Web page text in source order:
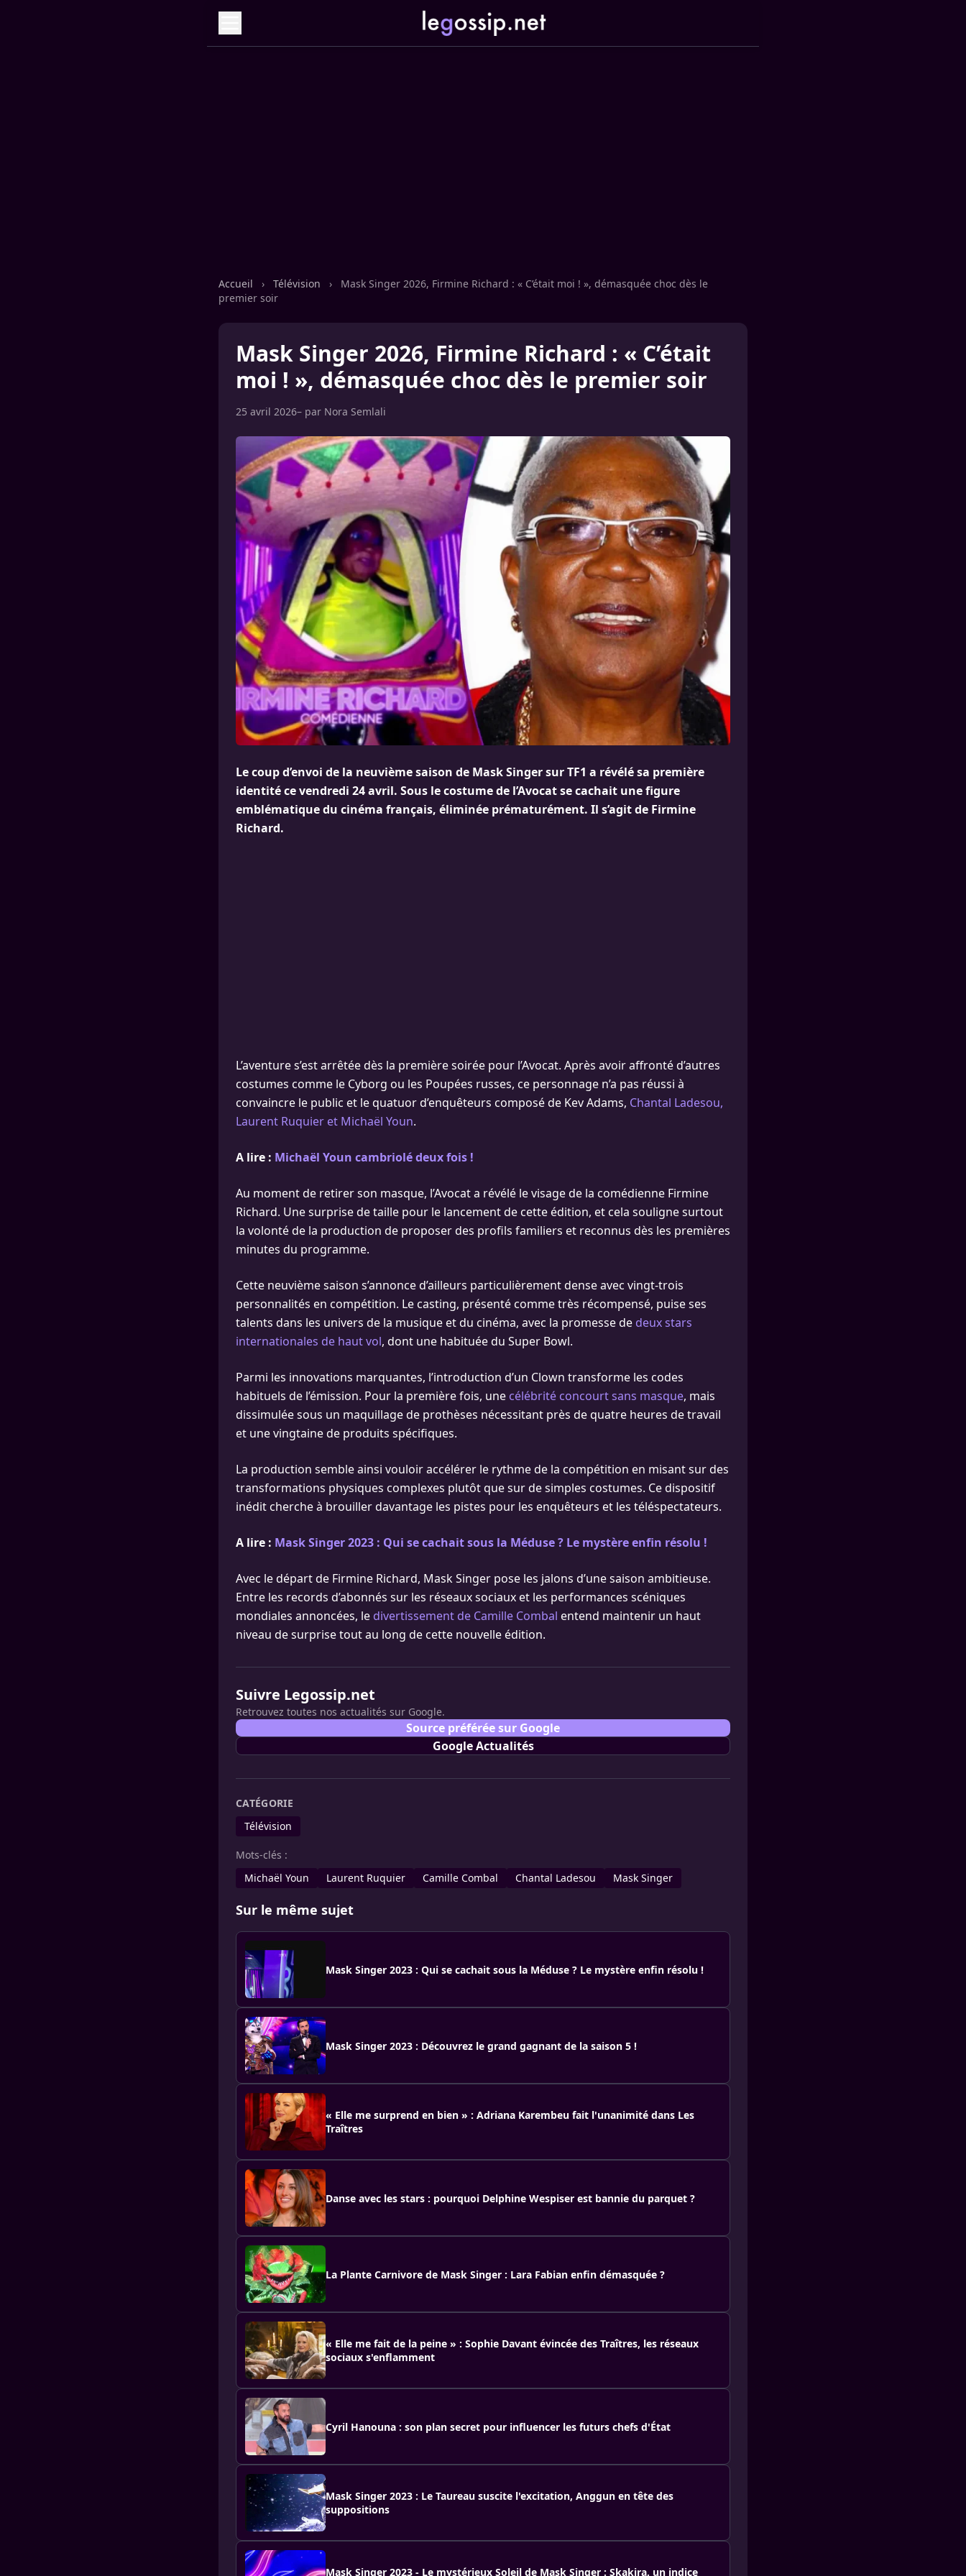
Accueil › Télévision ›
Mask Singer 2026, Firmine Richard : « C’était moi ! », démasquée choc dès le
premier soir
Mask Singer 2026, Firmine Richard : « C’était
moi ! », démasquée choc dès le premier soir
25 avril 2026– par Nora Semlali
Le coup d’envoi de la neuvième saison de Mask Singer sur TF1 a révélé sa première
identité ce vendredi 24 avril. Sous le costume de l’Avocat se cachait une figure
emblématique du cinéma français, éliminée prématurément. Il s’agit de Firmine
Richard.
L’aventure s’est arrêtée dès la première soirée pour l’Avocat. Après avoir affronté d’autres
costumes comme le Cyborg ou les Poupées russes, ce personnage n’a pas réussi à
convaincre le public et le quatuor d’enquêteurs composé de Kev Adams, Chantal Ladesou,
Laurent Ruquier et Michaël Youn.
A lire : Michaël Youn cambriolé deux fois !
Au moment de retirer son masque, l’Avocat a révélé le visage de la comédienne Firmine
Richard. Une surprise de taille pour le lancement de cette édition, et cela souligne surtout
la volonté de la production de proposer des profils familiers et reconnus dès les premières
minutes du programme.
Cette neuvième saison s’annonce d’ailleurs particulièrement dense avec vingt-trois
personnalités en compétition. Le casting, présenté comme très récompensé, puise ses
talents dans les univers de la musique et du cinéma, avec la promesse de deux stars
internationales de haut vol, dont une habituée du Super Bowl.
Parmi les innovations marquantes, l’introduction d’un Clown transforme les codes
habituels de l’émission. Pour la première fois, une célébrité concourt sans masque, mais
dissimulée sous un maquillage de prothèses nécessitant près de quatre heures de travail
et une vingtaine de produits spécifiques.
La production semble ainsi vouloir accélérer le rythme de la compétition en misant sur des
transformations physiques complexes plutôt que sur de simples costumes. Ce dispositif
inédit cherche à brouiller davantage les pistes pour les enquêteurs et les téléspectateurs.
A lire : Mask Singer 2023 : Qui se cachait sous la Méduse ? Le mystère enfin résolu !
Avec le départ de Firmine Richard, Mask Singer pose les jalons d’une saison ambitieuse.
Entre les records d’abonnés sur les réseaux sociaux et les performances scéniques
mondiales annoncées, le divertissement de Camille Combal entend maintenir un haut
niveau de surprise tout au long de cette nouvelle édition.
Suivre Legossip.net
Retrouvez toutes nos actualités sur Google.
Source préférée sur Google
Google Actualités
CATÉGORIE
Télévision
Mots-clés :
Michaël Youn
Laurent Ruquier Camille Combal Chantal Ladesou Mask Singer
Sur le même sujet
Mask Singer 2023 : Qui se cachait sous la Méduse ? Le mystère enfin résolu !
Mask Singer 2023 : Découvrez le grand gagnant de la saison 5 !
« Elle me surprend en bien » : Adriana Karembeu fait l'unanimité dans Les
Traîtres
Danse avec les stars : pourquoi Delphine Wespiser est bannie du parquet ?
La Plante Carnivore de Mask Singer : Lara Fabian enfin démasquée ?
« Elle me fait de la peine » : Sophie Davant évincée des Traîtres, les réseaux
sociaux s'enflamment
Cyril Hanouna : son plan secret pour influencer les futurs chefs d'État
Mask Singer 2023 : Le Taureau suscite l'excitation, Anggun en tête des
suppositions
Mask Singer 2023 - Le mystérieux Soleil de Mask Singer : Skakira, un indice